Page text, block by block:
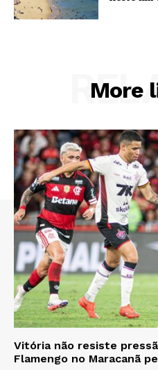
More
Vitória não resiste
Flamengo no Maracanã